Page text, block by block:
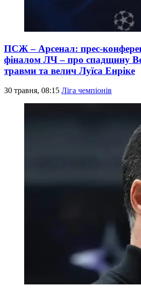
ПСЖ – Арсенал: прес-
фіналом ЛЧ – про спадщину
травми та велич Луїса Енріке
30 травня, 08:15 Ліга чемпіонів